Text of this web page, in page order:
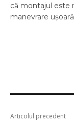
că montajul este
manevrare
Articolul precedent